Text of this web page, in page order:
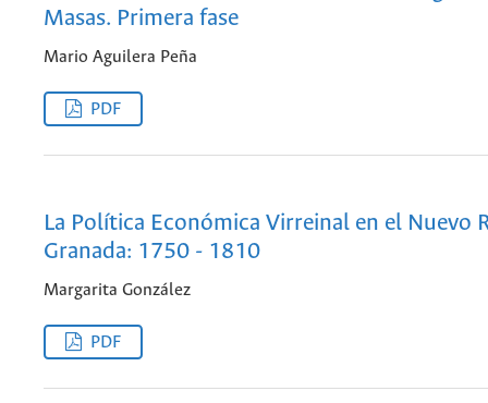
Masas. Primera fase
Mario Aguilera Peña
PDF
La Política Económica Virreinal en el Nuevo
Granada: 1750 - 1810
Margarita González
PDF